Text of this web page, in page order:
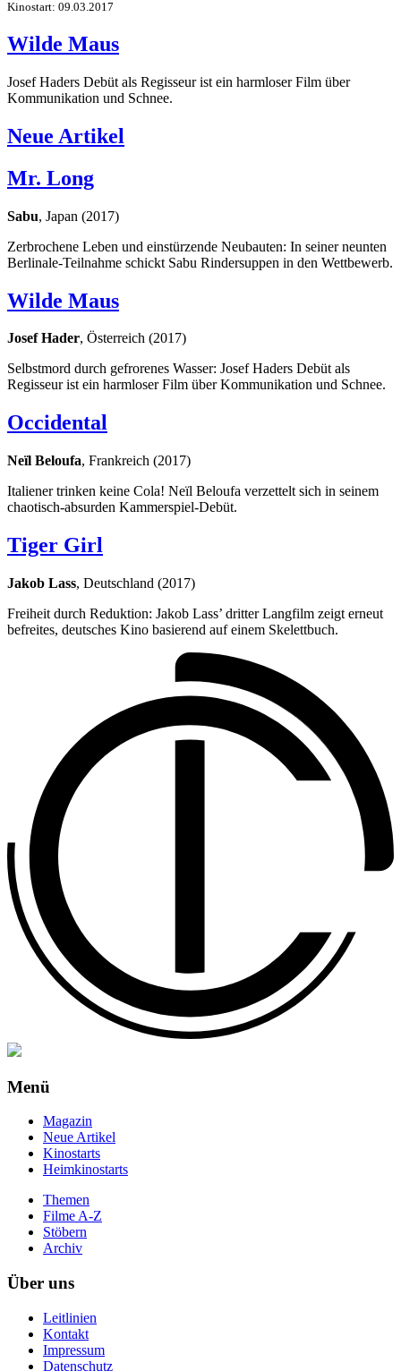
Kinostart: 09.03.2017
Wilde Maus
Josef Haders Debüt als Regisseur ist ein harmloser Film über
Kommunikation und Schnee.
Neue Artikel
Mr. Long
Sabu, Japan (2017)
Zerbrochene Leben und einstürzende Neubauten: In seiner neunten
Berlinale-Teilnahme schickt Sabu Rindersuppen in den Wettbewerb.
Wilde Maus
Josef Hader, Österreich (2017)
Selbstmord durch gefrorenes Wasser: Josef Haders Debüt als
Regisseur ist ein harmloser Film über Kommunikation und Schnee.
Occidental
Neïl Beloufa, Frankreich (2017)
Italiener trinken keine Cola! Neïl Beloufa verzettelt sich in seinem
chaotisch-absurden Kammerspiel-Debüt.
Tiger Girl
Jakob Lass, Deutschland (2017)
Freiheit durch Reduktion: Jakob Lass’ dritter Langfilm zeigt erneut
befreites, deutsches Kino basierend auf einem Skelettbuch.
Menü
Magazin
Neue Artikel
Kinostarts
Heimkinostarts
Themen
Filme A-Z
Stöbern
Archiv
Über uns
Leitlinien
Kontakt
Impressum
Datenschutz